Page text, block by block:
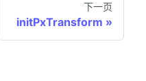
下一页
initPxTransform